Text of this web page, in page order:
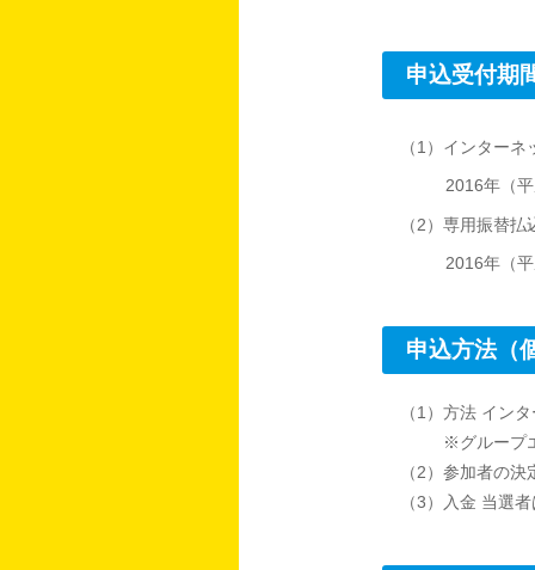
申込受付期
（1）インターネ
2016年（
（2）専用振替払
2016年（
申込方法（
（1）方法 イン
※グループ
（2）参加者の
（3）入金 当選